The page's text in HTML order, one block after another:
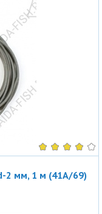
2 мм, 1 м (41A/69)